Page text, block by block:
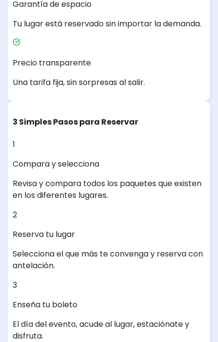
Garantía de espacio
Tu lugar está reservado sin importar la demanda.
Precio transparente
Una tarifa fija, sin sorpresas al salir.
3 Simples Pasos para Reservar
1
Compara y selecciona
Revisa y compara todos los paquetes que existen
en los diferentes lugares.
2
Reserva tu lugar
Selecciona el que más te convenga y reserva con
antelación.
3
Enseña tu boleto
El día del evento, acude al lugar, estaciónate y
disfruta.